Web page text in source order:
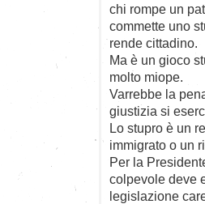
chi rompe un
commette uno
rende cittadino.
Ma è un gioco
molto miope.
Varrebbe la
giustizia si
Lo stupro è un
immigrato o un
Per la
colpevole deve
legislazione